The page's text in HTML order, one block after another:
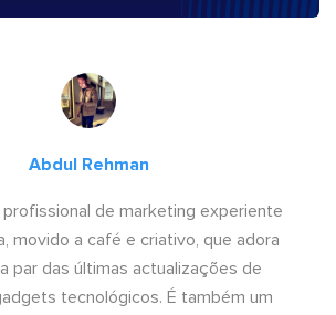
Abdul Rehman
de marketing experiente
movido a café e criativo, que adora
par das últimas actualizações de
tecnológicos. É também um